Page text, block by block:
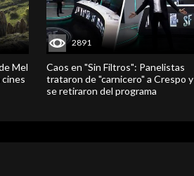
Mel
2891
Caos en "Sin Filtros": Panelistas
trataron de "carnicero" a Crespo y
se retiraron del programa